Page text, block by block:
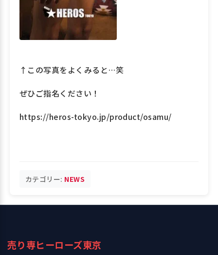
↑この写真をよくみると…笑
ぜひご指名ください！
https://heros-tokyo.jp/product/osamu/
カテゴリー: NEWS
売り専ヒーローズ東京